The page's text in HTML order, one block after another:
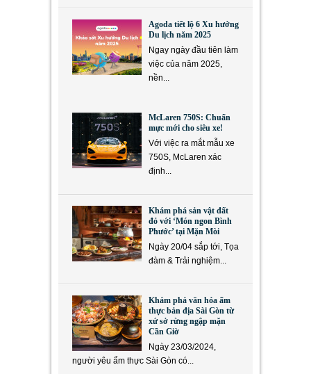
Agoda tiết lộ 6 Xu hướng
Du lịch năm 2025
Ngay ngày đầu tiên làm
việc của năm 2025,
nền...
McLaren 750S: Chuẩn
mực mới cho siêu xe!
Với việc ra mắt mẫu xe
750S, McLaren xác
định...
Khám phá sản vật đất
đỏ với ‘Món ngon Bình
Phước’ tại Mặn Mòi
Ngày 20/04 sắp tới, Tọa
đàm & Trải nghiệm...
Khám phá văn hóa ẩm
thực bản địa Sài Gòn từ
xứ sở rừng ngập mặn
Cần Giờ
Ngày 23/03/2024,
người yêu ẩm thực Sài Gòn có...